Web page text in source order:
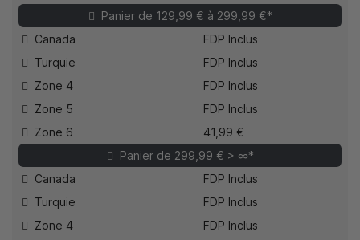
Panier de 129,99 € à 299,99 €*
Canada
FDP Inclus
Turquie
FDP Inclus
Zone 4
FDP Inclus
Zone 5
FDP Inclus
Zone 6
41,99 €
Panier de 299,99 € > ∞*
Canada
FDP Inclus
Turquie
FDP Inclus
Zone 4
FDP Inclus